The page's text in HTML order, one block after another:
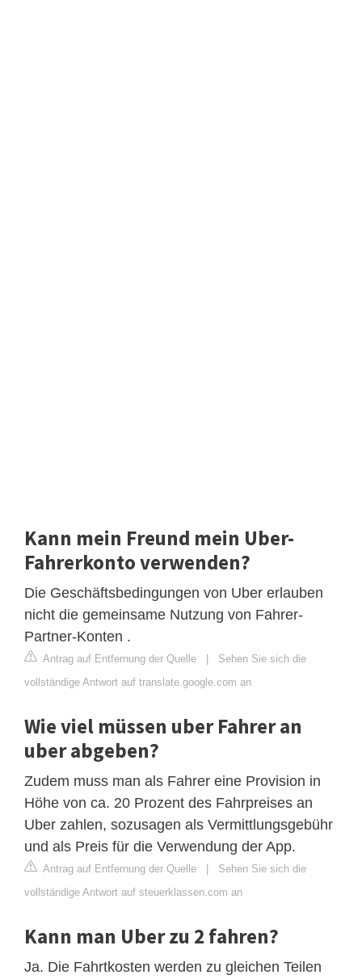
Kann mein Freund mein Uber-
Fahrerkonto verwenden?
Die Geschäftsbedingungen von Uber erlauben
nicht die gemeinsame Nutzung von Fahrer-
Partner-Konten .
Antrag auf Entfernung der Quelle | Sehen Sie sich die
vollständige Antwort auf translate.google.com an
Wie viel müssen uber Fahrer an
uber abgeben?
Zudem muss man als Fahrer eine Provision in
Höhe von ca. 20 Prozent des Fahrpreises an
Uber zahlen, sozusagen als Vermittlungsgebühr
und als Preis für die Verwendung der App.
Antrag auf Entfernung der Quelle | Sehen Sie sich die
vollständige Antwort auf steuerklassen.com an
Kann man Uber zu 2 fahren?
Ja. Die Fahrtkosten werden zu gleichen Teilen